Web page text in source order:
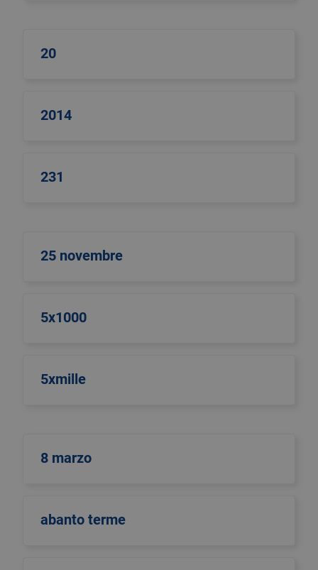
20
2014
231
25 novembre
5x1000
5xmille
8 marzo
abanto terme